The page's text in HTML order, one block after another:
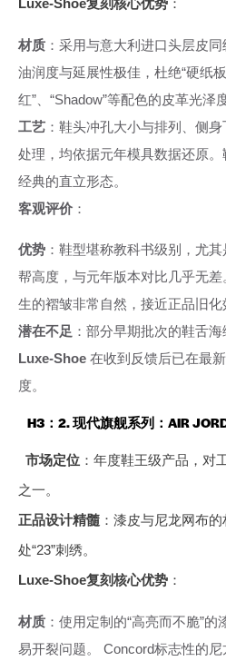
材质 ：采用与意大利进口头层皮
油润度与延展性极佳，杜绝“硬纸
红”、“Shadow”等配色的皮革光泽
工艺 ：鞋头冲孔大小与排列、侧
处理，均依据元年模具数据还原
经典的直立形态。
客观评价 ：
优势 ：鞋型堪称教科书级别，尤
帮高度，与元年版本对比几乎无
生的褶皱非常自然，接近正品旧化
潜在不足 ：部分早期批次的鞋舌
Luxe-Shoe 在收到反馈后已在最
度。
H3：2. 现代旗舰系列：AIR
市场定位：年度鞋王级产品，对
之一。
正品设计精髓 ：漆皮与尼龙网布
处“23”刺绣。
Luxe-Shoe复刻核心优势 ：
材质 ：使用定制的“高亮而不脆”
易开裂问题。 Concord标志性的